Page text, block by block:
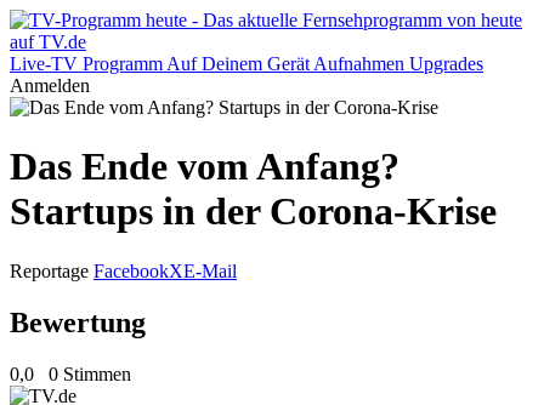
Live-TV Programm Auf Deinem Gerät Aufnahmen Upgrades
Anmelden
Das Ende vom Anfang?
Startups in der Corona-Krise
Reportage FacebookXE-Mail
Bewertung
0,0 0 Stimmen